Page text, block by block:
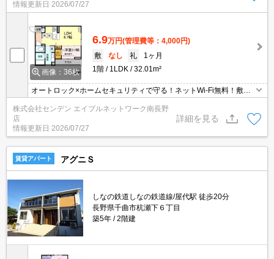
情報更新日 2026/07/27
画像：36枚
6.9万円(管理費等：4,000円)
敷
なし 礼
1ヶ月
1階
1LDK 32.01m²
オートロック×ホームセキュリティで守る！ネットWi-Fi無料！敷地
内にゴミ置場付
株式会社センデン エイブルネットワーク南長野
店
情報更新日 2026/07/27
詳細を見る
賃貸アパート アグニＳ
しなの鉄道しなの鉄道線/屋代駅 徒歩20分
長野県千曲市杭瀬下６丁目
築5年
2階建